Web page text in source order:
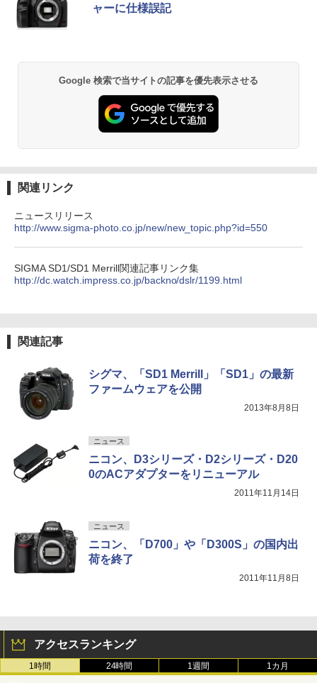
ャーに仕様誤記
Google 検索で当サイトの記事を優先表示させる
関連リンク
ニュースリリース
http://www.sigma-photo.co.jp/new/new_topic.php?id=550
SIGMA SD1/SD1 Merrill関連記事リンク集
http://dc.watch.impress.co.jp/backno/dslr/1199.html
関連記事
シグマ、「SD1 Merrill」「SD1」の最新
ファームウェアを公開
2013年8月8日
ニュース
ニコン、D3シリーズ・D2シリーズ・D20
0のACアダプターをリニューアル
2011年11月14日
ニュース
ニコン、「D700」や「D300S」の国内出
荷を終了
2011年11月8日
アクセスランキング
1時間 24時間 1週間 1カ月